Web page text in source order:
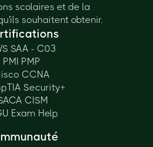
scolaires et de la
souhaitent obtenir.
SAA - C03
PMI PMP
CCNA
Security+
CISM
Exam Help